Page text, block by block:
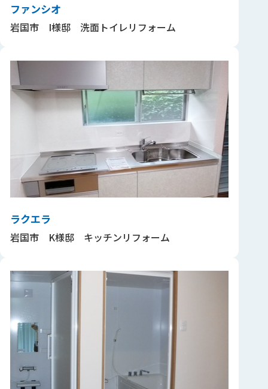
ファンシオ
岩国市 I様邸 洗面トイレリフォーム
ラクエラ
岩国市 K様邸 キッチンリフォーム